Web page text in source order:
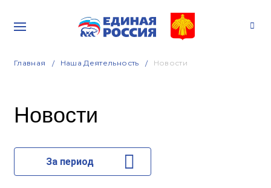
Главная Наша Деятельность Новости
Новости
За период